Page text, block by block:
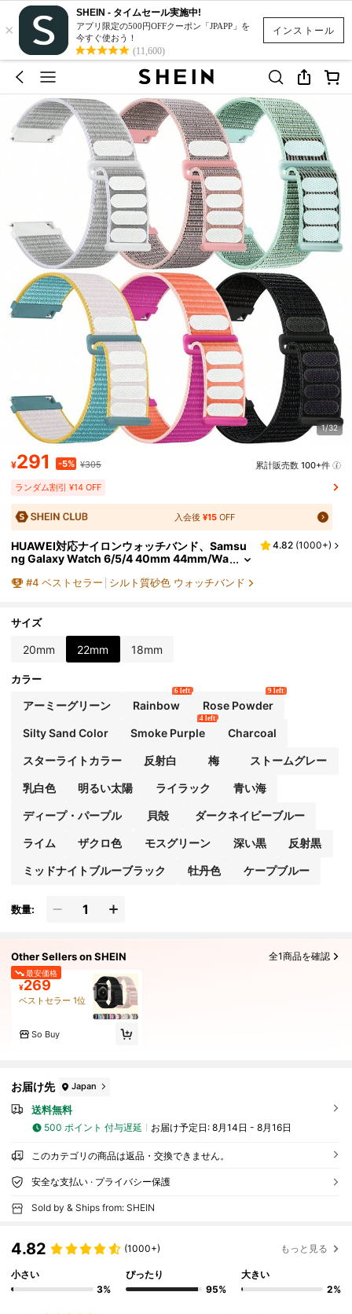
インストール
×
SHEIN - タイムセール実施中!
アプリ限定の500円OFFクーポン「JPAPP」を
今すぐ使おう！
(11,600)
1/32
¥291 -5% ¥305
累計販売数 100+件
ランダム割引 ¥14 OFF
入会後¥15 OFF
HUAWEI対応ナイロンウォッチバンド、Samsu
ng Galaxy Watch 6/5/4 40mm 44mm/Wa
45mm/Watch 4 Classic 42mm 46mm、20m
4.82 (1000+)
#4 ベストセラー シルト質砂色 ウォッチバンド
サイズ
20mm 22mm 18mm
カラー
アーミーグリーン Rainbow
6 left
Rose Powder
9 left
Silty Sand Color Smoke Purple
4 left
Charcoal
スターライトカラー 反射白 梅 ストームグレー
乳白色 明るい太陽 ライラック 青い海
ディープ・パープル 貝殻 ダークネイビーブルー
ライム ザクロ色 モスグリーン 深い黒 反射黒
ミッドナイトブルーブラック 牡丹色 ケープブルー
数量:
Other Sellers on SHEIN 全1商品を確認
最安価格
¥269
ベストセラー 1位
So Buy
お届け先 Japan
送料無料
500 ポイント 付与遅延 お届け予定日: 8月14日 - 8月16日
このカテゴリの商品は返品・交換できません。
安全な支払い · プライバシー保護
Sold by & Ships from: SHEIN
4.82 (1000+) もっと見る
小さい
3%
ぴったり
95%
大きい
2%